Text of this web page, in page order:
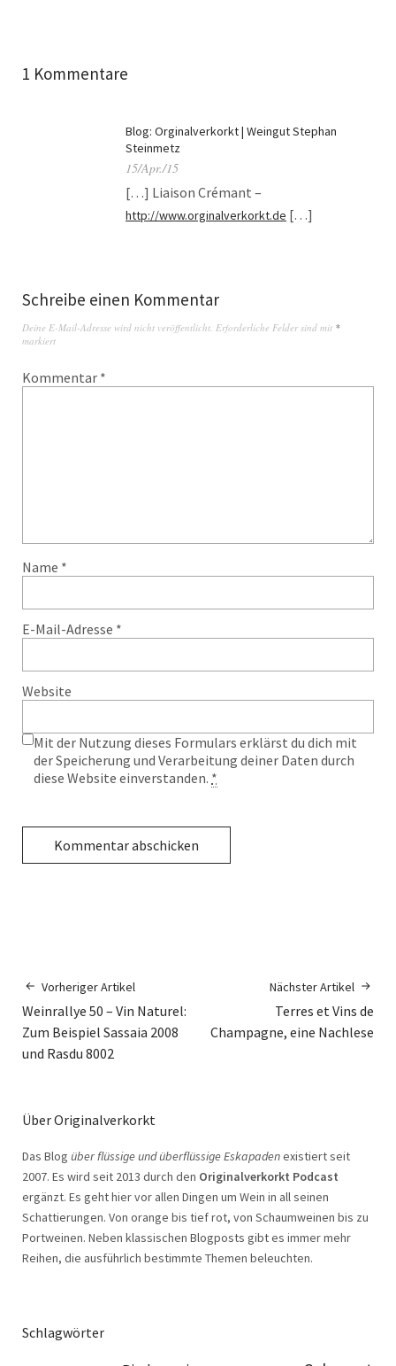
1 Kommentare
Blog: Orginalverkorkt | Weingut Stephan
Steinmetz
15/Apr./15
[…] Liaison Crémant –
http://www.orginalverkorkt.de […]
Schreibe einen Kommentar
Deine E-Mail-Adresse wird nicht veröffentlicht. Erforderliche Felder sind mit *
markiert
Kommentar *
Name *
E-Mail-Adresse *
Website
Mit der Nutzung dieses Formulars erklärst du dich mit
der Speicherung und Verarbeitung deiner Daten durch
diese Website einverstanden. *
Vorheriger Artikel
Weinrallye 50 – Vin Naturel:
Zum Beispiel Sassaia 2008
und Rasdu 8002
Nächster Artikel
Terres et Vins de
Champagne, eine Nachlese
Über Originalverkorkt
Das Blog über flüssige und überflüssige Eskapadenexistiert seit
2007. Es wird seit 2013 durch den Originalverkorkt Podcast
ergänzt. Es geht hier vor allen Dingen um Wein in all seinen
Schattierungen. Von orange bis tief rot, von Schaumweinen bis zu
Portweinen. Neben klassischen Blogposts gibt es immer mehr
Reihen, die ausführlich bestimmte Themen beleuchten.
Schlagwörter